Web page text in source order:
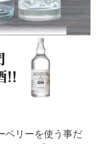
ベリーを使う事だ